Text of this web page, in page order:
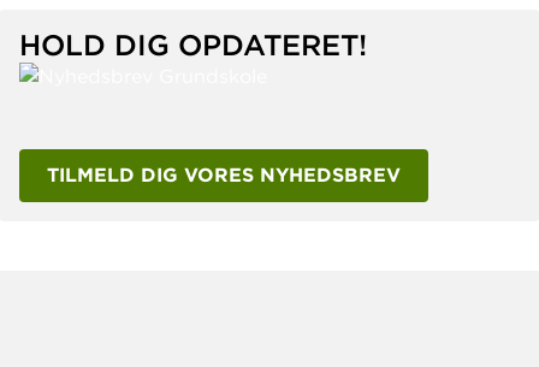
HOLD DIG OPDATERET!
TILMELD DIG VORES NYHEDSBREV